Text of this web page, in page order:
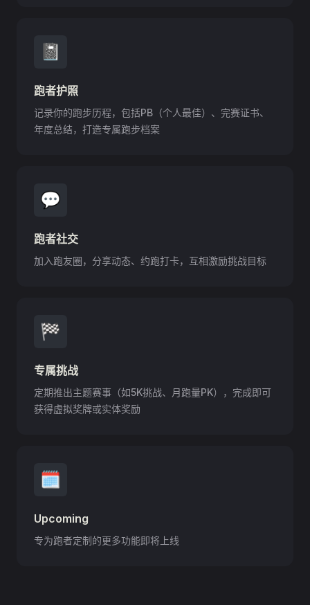
📓
跑者护照
记录你的跑步历程，包括PB（个人最佳）、完赛证书、
年度总结，打造专属跑步档案
💬
跑者社交
加入跑友圈，分享动态、约跑打卡，互相激励挑战目标
🏁
专属挑战
定期推出主题赛事（如5K挑战、月跑量PK），完成即可
获得虚拟奖牌或实体奖励
🗓
Upcoming
专为跑者定制的更多功能即将上线